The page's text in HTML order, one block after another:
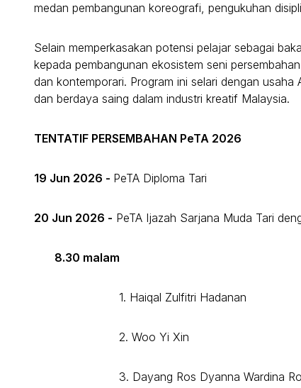
medan pembangunan koreografi, pengukuhan
Selain memperkasakan potensi pelajar sebagai
kepada pembangunan ekosistem seni
dan kontemporari. Program ini selari dengan
dan berdaya saing dalam industri kreatif Malaysia.
TENTATIF PERSEMBAHAN PeTA 2026
19 Jun 2026 - PeTA Diploma Tari
20 Jun 2026 - PeTA Ijazah Sarjana Muda Tari
8.30 malam
1. Haiqal Zulfitri Hadanan
2. Woo Yi Xin
3. Dayang Ros